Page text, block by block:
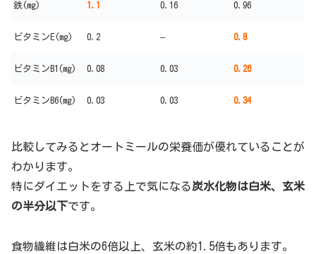
鉄(mg) 1.1 0.16 0.96
ビタミンE(mg) 0.2 – 0.8
ビタミンB1(mg) 0.08 0.03 0.26
ビタミンB6(mg) 0.03 0.03 0.34
比較してみるとオートミールの栄養価が優れていることが
わかります。
特にダイエットをする上で気になる炭水化物は白米、玄米
の半分以下です。
食物繊維は白米の6倍以上、玄米の約1.5倍もあります。